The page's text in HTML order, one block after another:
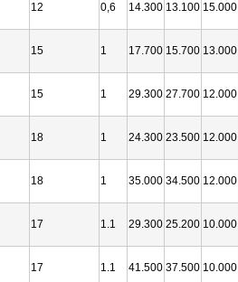
12 0,6 14.300 13.100 15.000
15 1 17.700 15.700 13.000
15 1 29.300 27.700 12.000
18 1 24.300 23.500 12.000
18 1 35.000 34.500 12.000
17 1.1 29.300 25.200 10.000
17 1.1 41.500 37.500 10.000